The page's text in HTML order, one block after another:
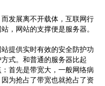
发展离不开载体，互联网行
，网站的支撑便是服务器。
提供实时有效的安全防护功
式。和普通的服务器比起
首先是带宽大，一般网络病
为抢占了带宽也就抢占了资